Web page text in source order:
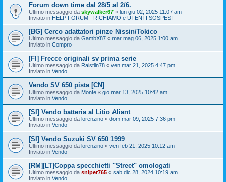
Forum down time dal 28/5 al 2/6.
Ultimo messaggio da skywalker67 « lun giu 02, 2025 11:07 am
Inviato in HELP FORUM - RICHIAMO e UTENTI SOSPESI
[BG] Cerco adattatori pinze Nissin/Tokico
Ultimo messaggio da GambX87 « mar mag 06, 2025 1:00 am
Inviato in Compro
[FI] Frecce originali sv prima serie
Ultimo messaggio da Raistlin78 « ven mar 21, 2025 4:47 pm
Inviato in Vendo
Vendo SV 650 pista [CN]
Ultimo messaggio da Monte « gio mar 13, 2025 10:42 am
Inviato in Vendo
[SI] Vendo batteria al Litio Aliant
Ultimo messaggio da lorenzino « dom mar 09, 2025 7:36 pm
Inviato in Vendo
[SI] Vendo Suzuki SV 650 1999
Ultimo messaggio da lorenzino « ven feb 21, 2025 10:12 am
Inviato in Vendo
[RM][LT]Coppa specchietti "Street" omologati
Ultimo messaggio da sniper765 « sab dic 28, 2024 10:19 am
Inviato in Vendo